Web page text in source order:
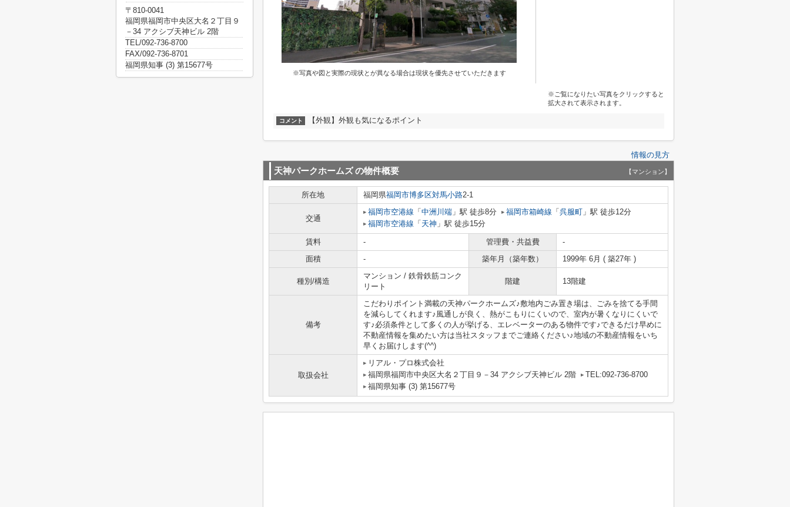
※写真や図と実際の現状とが異なる場合は現状を優先させていただきます
※ご覧になりたい写真をクリックすると
拡大されて表示されます。
コメント 【外観】外観も気になるポイント
情報の見方
天神パークホームズの物件概要 【マンション】
所在地 福岡県福岡市博多区対馬小路2-1
交通
福岡市空港線 「 中洲川端 」駅 徒歩8分 福岡市箱崎線 「 呉服町 」駅 徒歩12分
福岡市空港線 「 天神 」駅 徒歩15分
賃料 - 管理費・共益費
-
面積
- 築年月（築年数） 1999年 6月 ( 築27年 )
種別/構造
マンション / 鉄骨鉄筋コンク
リート
階建 13階建
備考
こだわりポイント満載の天神パークホームズ♪敷地内ごみ置き場は、ごみを捨てる手間
を減らしてくれます♪風通しが良く、熱がこもりにくいので、室内が暑くなりにくいで
す♪必須条件として多くの人が挙げる、エレベーターのある物件です♪できるだけ早めに
不動産情報を集めたい方は当社スタッフまでご連絡ください♪地域の不動産情報をいち
早くお届けします(^^)
取扱会社
リアル・プロ株式会社
福岡県福岡市中央区大名２丁目９－34 アクシブ天神ビル 2階
TEL:092-736-8700
福岡県知事 (3) 第15677号
〒810-0041
福岡県福岡市中央区大名２丁目９
－34 アクシブ天神ビル 2階
TEL/092-736-8700
FAX/092-736-8701
福岡県知事 (3) 第15677号